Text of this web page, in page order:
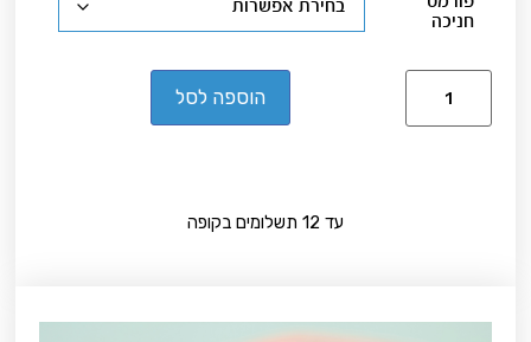
חניכה
הוספה לסל
עד 12 תשלומים בקופה